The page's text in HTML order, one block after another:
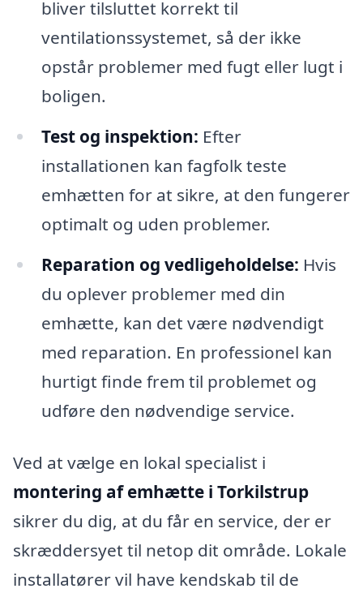
bliver tilsluttet korrekt til
ventilationssystemet, så der ikke
opstår problemer med fugt eller lugt i
boligen.
Test og inspektion: Efter
installationen kan fagfolk teste
emhætten for at sikre, at den fungerer
optimalt og uden problemer.
Reparation og vedligeholdelse: Hvis
du oplever problemer med din
emhætte, kan det være nødvendigt
med reparation. En professionel kan
hurtigt finde frem til problemet og
udføre den nødvendige service.
Ved at vælge en lokal specialist i
montering af emhætte i Torkilstrup
sikrer du dig, at du får en service, der er
skræddersyet til netop dit område. Lokale
installatører vil have kendskab til de